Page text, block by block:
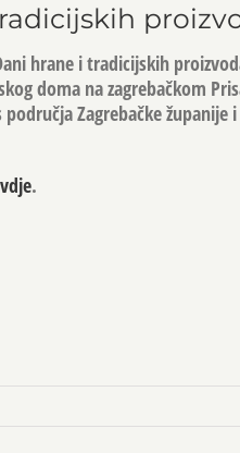
hrane i tradicijskih
doma na zagrebačkom
Zagrebačke županije
.